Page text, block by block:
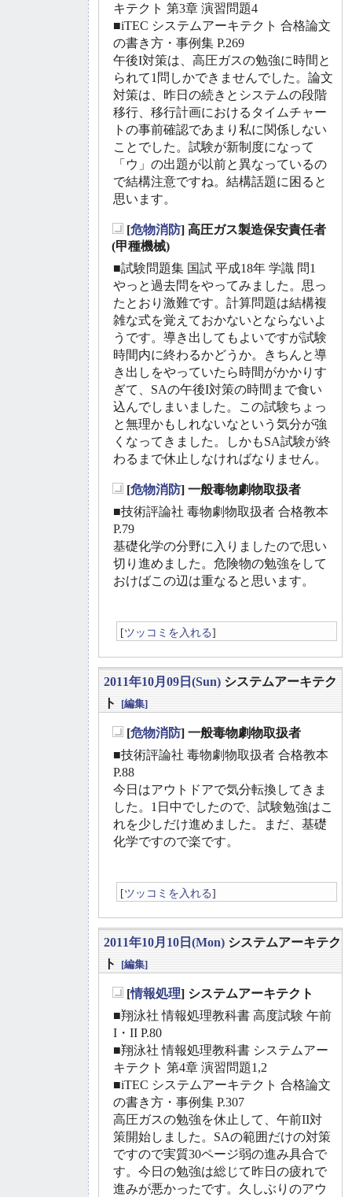
キテクト 第3章 演習問題4
■iTEC システムアーキテクト 合格論文
の書き方・事例集 P.269
午後I対策は、高圧ガスの勉強に時間と
られて1問しかできませんでした。論文
対策は、昨日の続きとシステムの段階
移行、移行計画におけるタイムチャー
トの事前確認であまり私に関係しない
ことでした。試験が新制度になって
「ウ」の出題が以前と異なっているの
で結構注意ですね。結構話題に困ると
思います。
[危物消防] 高圧ガス製造保安責任者
(甲種機械)
■試験問題集 国試 平成18年 学識 問1
やっと過去問をやってみました。思っ
たとおり激難です。計算問題は結構複
雑な式を覚えておかないとならないよ
うです。導き出してもよいですが試験
時間内に終わるかどうか。きちんと導
き出しをやっていたら時間がかかりす
ぎて、SAの午後I対策の時間まで食い
込んでしまいました。この試験ちょっ
と無理かもしれないなという気分が強
くなってきました。しかもSA試験が終
わるまで休止しなければなりません。
[危物消防] 一般毒物劇物取扱者
■技術評論社 毒物劇物取扱者 合格教本
P.79
基礎化学の分野に入りましたので思い
切り進めました。危険物の勉強をして
おけばこの辺は重なると思います。
[ツッコミを入れる]
2011年10月09日(Sun) システムアーキテク
ト
[編集]
[危物消防] 一般毒物劇物取扱者
■技術評論社 毒物劇物取扱者 合格教本
P.88
今日はアウトドアで気分転換してきま
した。1日中でしたので、試験勉強はこ
れを少しだけ進めました。まだ、基礎
化学ですので楽です。
[ツッコミを入れる]
2011年10月10日(Mon) システムアーキテク
ト
[編集]
[情報処理] システムアーキテクト
■翔泳社 情報処理教科書 高度試験 午前
I・II P.80
■翔泳社 情報処理教科書 システムアー
キテクト 第4章 演習問題1,2
■iTEC システムアーキテクト 合格論文
の書き方・事例集 P.307
高圧ガスの勉強を休止して、午前II対
策開始しました。SAの範囲だけの対策
ですので実質30ページ弱の進み具合で
す。今日の勉強は総じて昨日の疲れで
進みが悪かったです。久しぶりのアウ